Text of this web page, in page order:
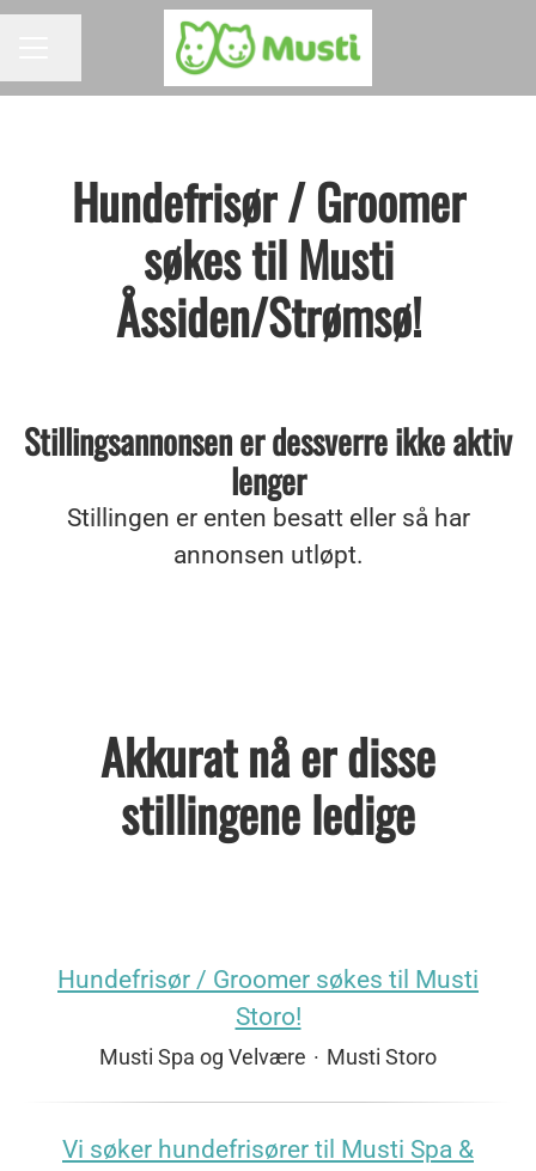
Hundefrisør / Groomer
søkes til Musti
Åssiden/Strømsø!
Stillingsannonsen er dessverre ikke aktiv
lenger
Stillingen er enten besatt eller så har
annonsen utløpt.
Akkurat nå er disse
stillingene ledige
Hundefrisør / Groomer søkes til Musti
Storo!
Musti Spa og Velvære · Musti Storo
Vi søker hundefrisører til Musti Spa &